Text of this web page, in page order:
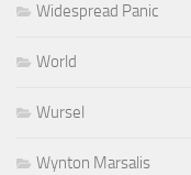
Widespread Panic
World
Wursel
Wynton Marsalis